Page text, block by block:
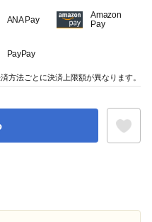
ANA Pay
Amazon
Pay
PayPay
方法ごとに決済上限額が異なります。